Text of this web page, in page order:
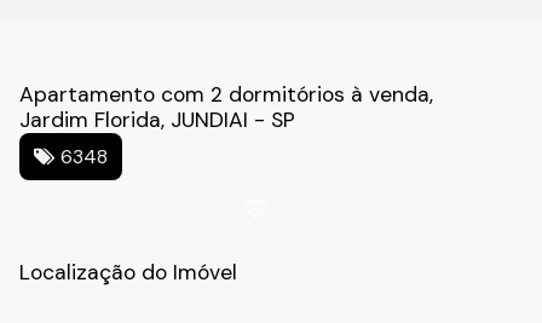
Apartamento com 2 dormitórios à venda,
Jardim Florida, JUNDIAI - SP
6348
Localização do Imóvel